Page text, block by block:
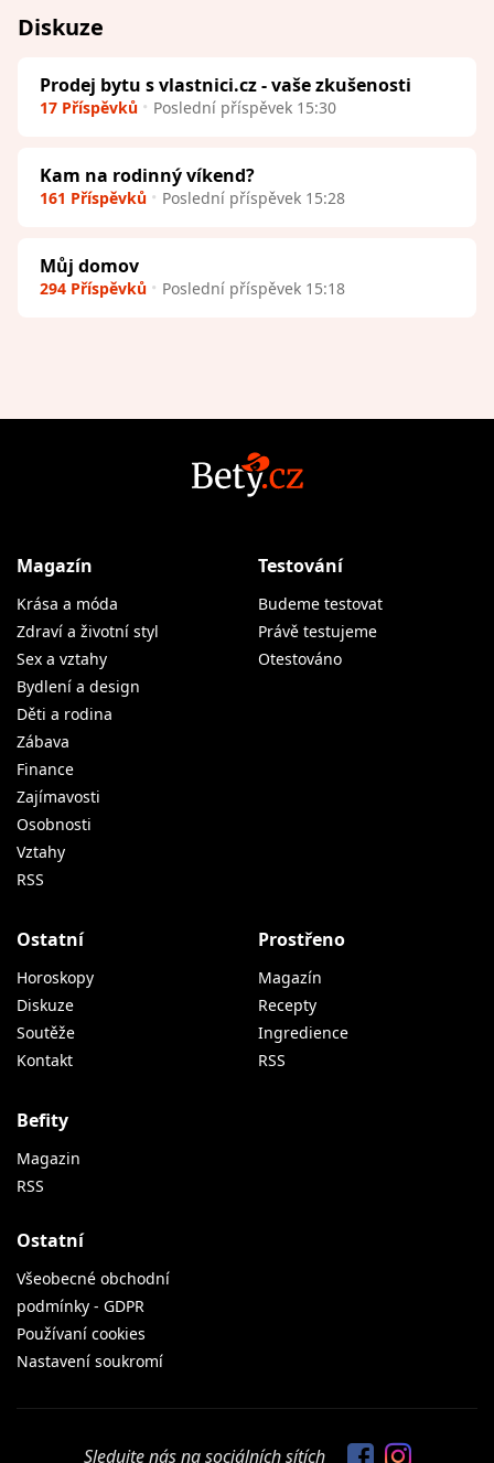
Diskuze
Prodej bytu s vlastnici.cz - vaše zkušenosti
17 Příspěvků Poslední příspěvek 15:30
Kam na rodinný víkend?
161 Příspěvků Poslední příspěvek 15:28
Můj domov
294 Příspěvků Poslední příspěvek 15:18
Magazín
Krása a móda
Zdraví a životní styl
Sex a vztahy
Bydlení a design
Děti a rodina
Zábava
Finance
Zajímavosti
Osobnosti
Vztahy
RSS
Testování
Budeme testovat
Právě testujeme
Otestováno
Ostatní
Horoskopy
Diskuze
Soutěže
Kontakt
Prostřeno
Magazín
Recepty
Ingredience
RSS
Befity
Magazin
RSS
Ostatní
Všeobecné obchodní
podmínky - GDPR
Používaní cookies
Nastavení soukromí
Sledujte nás na sociálních sítích